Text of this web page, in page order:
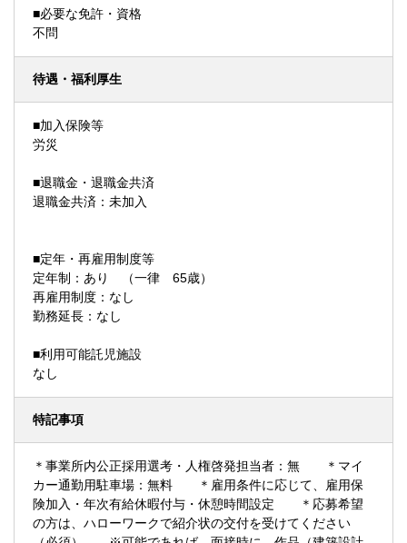
■必要な免許・資格
不問
待遇・福利厚生
■加入保険等
労災
■退職金・退職金共済
退職金共済：未加入
■定年・再雇用制度等
定年制：あり （一律 65歳）
再雇用制度：なし
勤務延長：なし
■利用可能託児施設
なし
特記事項
＊事業所内公正採用選考・人権啓発担当者：無 ＊マイ
カー通勤用駐車場：無料 ＊雇用条件に応じて、雇用保
険加入・年次有給休暇付与・休憩時間設定 ＊応募希望
の方は、ハローワークで紹介状の交付を受けてください